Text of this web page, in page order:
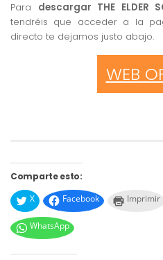
Para descargar THE ELDER
tendréis que acceder a la
directo te dejamos justo abajo.
WEB
Comparte esto:
X
Facebook Imprimir
WhatsApp